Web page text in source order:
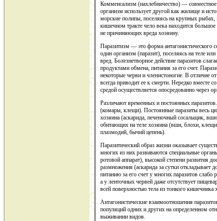
Комменсализм (нахлебничество) —
организм использует другой как жилище и
морские полипы, поселяясь на крупных
кишечном тракте чело века находится
не причиняющих вреда хозяину.
Паразитизм — это форма антагонистического
один организм (паразит), поселяясь на теле
вред. Болезнетворное действие паразитов
продуктами обмена, питания за его счет.
некоторые черви и членистоногие. В отличие
всегда приводит ее к смерти. Нередко вместе
средой осуществляется опосредованно через
Различают временных и постоянных
(комары, клещи). Постоянные паразиты весь
хозяина (аскарида, печеночный сосальщик,
обитающих на теле хозяина (вши, блохи,
плазмодий, бычий цепень).
Паразитический образ жизни оказывает
многих из них развиваются специальные
ротовой аппарат), высокой степени развития
размножения (аскарида за сутки откладывает
питанию за его счет у многих паразитов
а у ленточных червей даже отсутствует
всей поверхностью тела из тонкого кишечника
Антагонистические взаимоотношения
популяций одних и других на определенном
выживании видов.